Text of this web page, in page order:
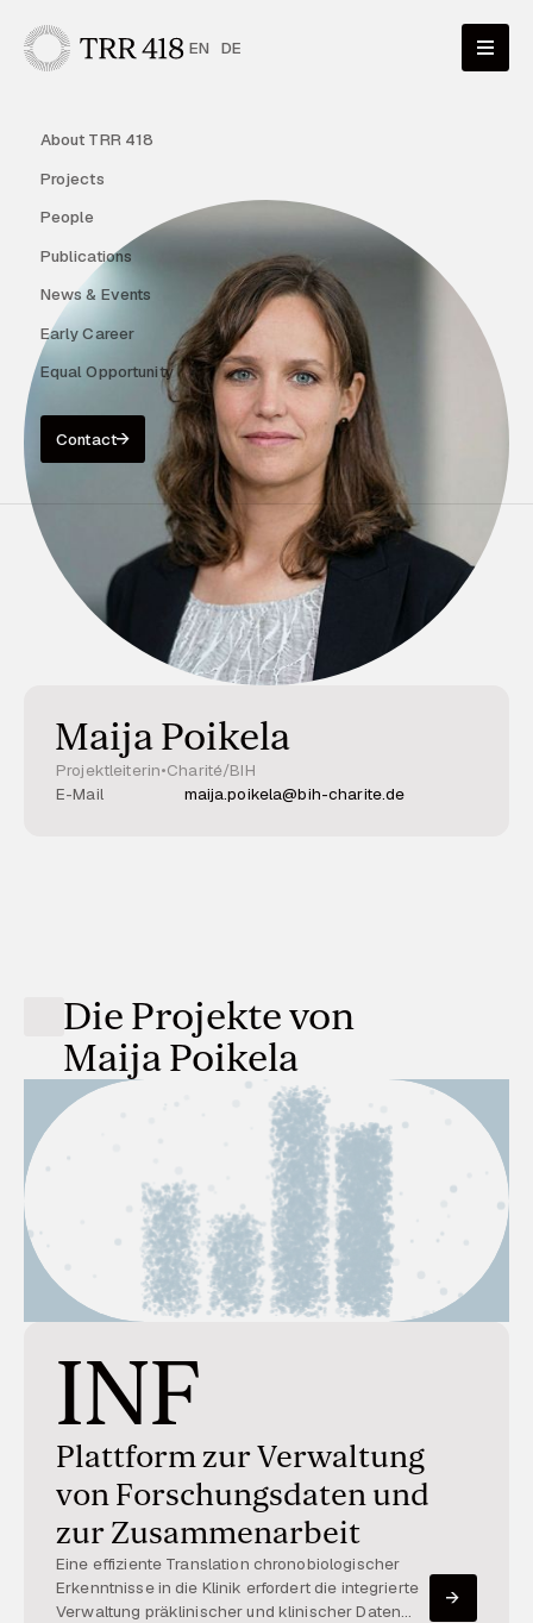
EN DE
About TRR 418
Projects
People
Publications
News & Events
Early Career
Equal Opportunity
Contact
Maija Poikela
Projektleiterin•Charité/BIH
E-Mail
maija.poikela@bih-charite.de
Die Projekte von
Maija Poikela
INF
Plattform zur Verwaltung
von Forschungsdaten und
zur Zusammenarbeit
Eine effiziente Translation chronobiologischer
Erkenntnisse in die Klinik erfordert die integrierte
Verwaltung präklinischer und klinischer Daten